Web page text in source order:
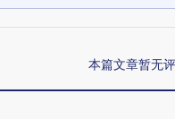
本篇文章暂无